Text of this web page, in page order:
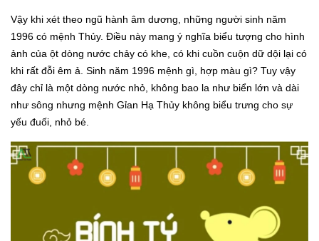
Vậy khi xét theo ngũ hành âm dương, những người sinh năm
1996 có mệnh Thủy. Điều này mang ý nghĩa biểu tượng cho hình
ảnh của ột dòng nước chảy có khe, có khi cuồn cuộn dữ dội lại có
khi rất đỗi êm ả. Sinh năm 1996 mệnh gì, hợp màu gì? Tuy vậy
đây chỉ là một dòng nước nhỏ, không bao la như biển lớn và dài
như sông nhưng mệnh Gỉan Hạ Thủy không biểu trưng cho sự
yếu đuối, nhỏ bé.